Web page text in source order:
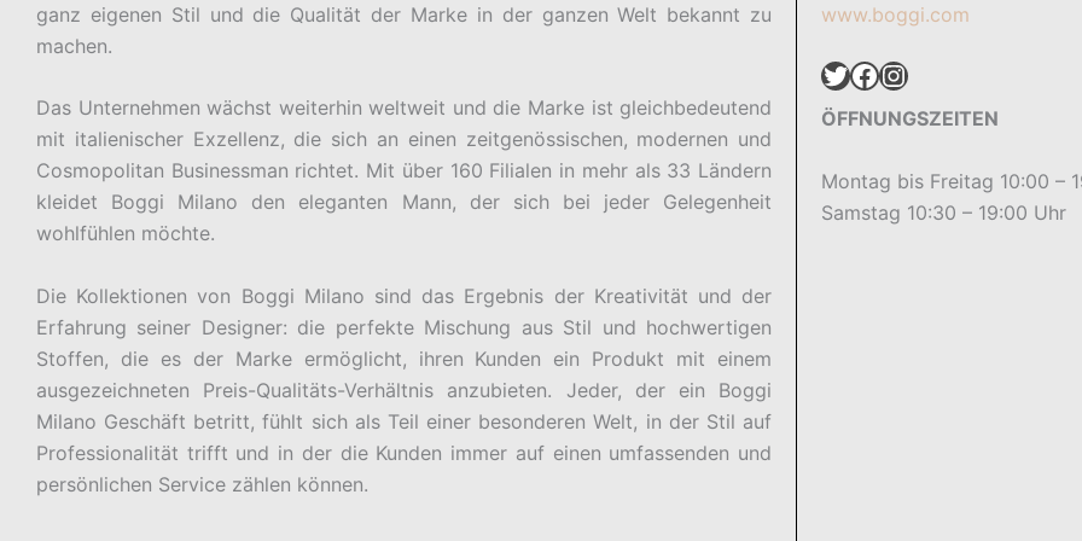
ganz eigenen Stil und die Qualität der Marke in der ganzen Welt bekannt zu
machen.
Das Unternehmen wächst weiterhin weltweit und die Marke ist gleichbedeutend
mit italienischer Exzellenz, die sich an einen zeitgenössischen, modernen und
Cosmopolitan Businessman richtet. Mit über 160 Filialen in mehr als 33 Ländern
kleidet Boggi Milano den eleganten Mann, der sich bei jeder Gelegenheit
wohlfühlen möchte.
Die Kollektionen von Boggi Milano sind das Ergebnis der Kreativität und der
Erfahrung seiner Designer: die perfekte Mischung aus Stil und hochwertigen
Stoffen, die es der Marke ermöglicht, ihren Kunden ein Produkt mit einem
ausgezeichneten Preis-Qualitäts-Verhältnis anzubieten. Jeder, der ein Boggi
Milano Geschäft betritt, fühlt sich als Teil einer besonderen Welt, in der Stil auf
Professionalität trifft und in der die Kunden immer auf einen umfassenden und
persönlichen Service zählen können.
www.boggi.com
Twitter Facebook Instagram
ÖFFNUNGSZEITEN
Montag bis Freitag 10:00 –
Samstag 10:30 – 19:00 Uhr